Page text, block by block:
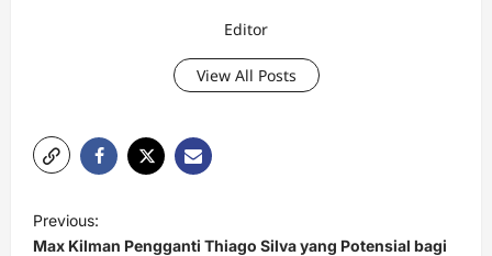
Editor
View All Posts
o
Previous:
Max Kilman Pengganti Thiago Silva yang Potensial bagi